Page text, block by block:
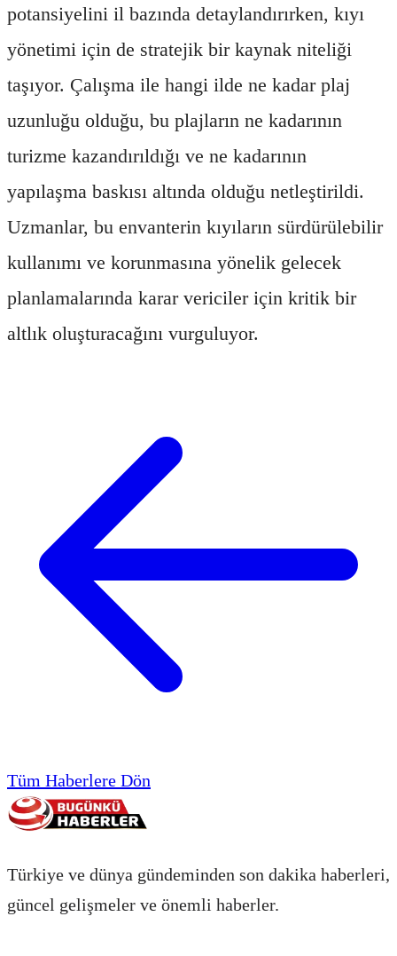
potansiyelini il bazında detaylandırırken, kıyı
yönetimi için de stratejik bir kaynak niteliği
taşıyor. Çalışma ile hangi ilde ne kadar plaj
uzunluğu olduğu, bu plajların ne kadarının
turizme kazandırıldığı ve ne kadarının
yapılaşma baskısı altında olduğu netleştirildi.
Uzmanlar, bu envanterin kıyıların sürdürülebilir
kullanımı ve korunmasına yönelik gelecek
planlamalarında karar vericiler için kritik bir
altlık oluşturacağını vurguluyor.
Tüm Haberlere Dön
Türkiye ve dünya gündeminden son dakika haberleri,
güncel gelişmeler ve önemli haberler.